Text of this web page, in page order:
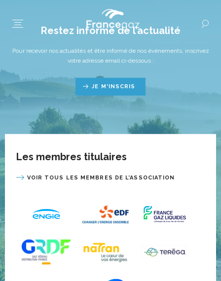
Restez informé de l’actualité
Pour recevoir nos actualités et être informé de nos événements, inscrivez
votre adresse email ci-dessous :
JE M'INSCRIS
Les membres titulaires
VOIR TOUS LES MEMBRES DE L’ASSOCIATION